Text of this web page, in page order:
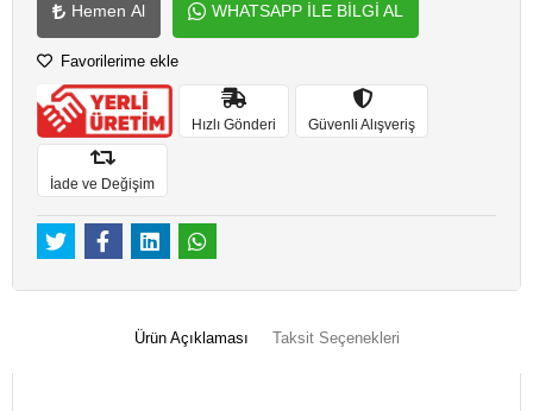
Hemen Al WHATSAPP İLE BİLGİ AL
Favorilerime ekle
Hızlı Gönderi Güvenli Alışveriş
İade ve Değişim
Ürün Açıklaması Taksit Seçenekleri